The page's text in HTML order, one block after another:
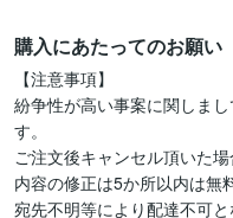
購入にあたってのお願い
【注意事項】
紛争性が高い事案に関しま
す。
ご注文後キャンセル頂いた場
内容の修正は5か所以内は無
宛先不明等により配達不可